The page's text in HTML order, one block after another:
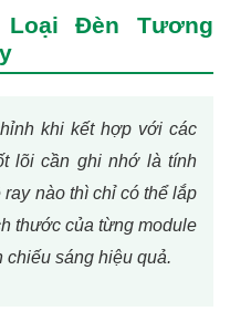
Đèn Tương
khi kết hợp với các
lõi cần ghi nhớ là tính
nào thì chỉ có thể lắp
thước của từng module
chiếu sáng hiệu quả.